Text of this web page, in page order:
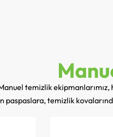
temizlik
paspaslara, temizlik